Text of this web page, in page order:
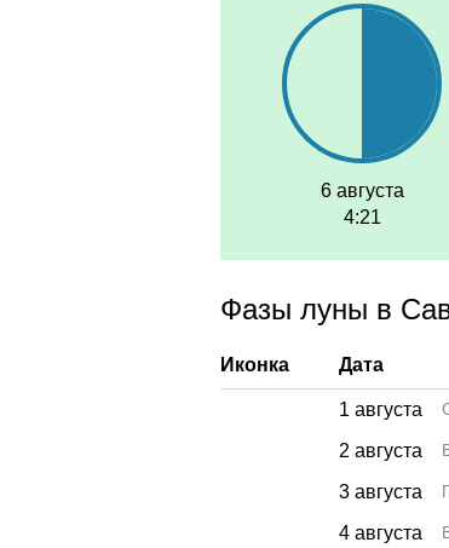
6 августа
4:21
Фазы луны в
Иконка Дата
1 августа
2 августа
3 августа
4 августа